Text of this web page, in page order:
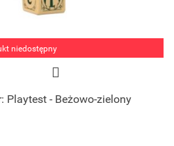
niedostępny
Playtest - Beżowo-zielony